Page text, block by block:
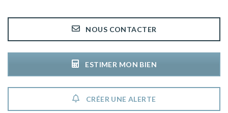
NOUS CONTACTER
ESTIMER MON BIEN
CRÉER UNE ALERTE